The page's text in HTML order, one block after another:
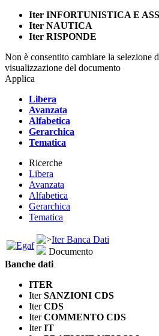
Iter INFORTUNISTICA E
Iter NAUTICA
Iter RISPONDE
Non è consentito cambiare la selezione
visualizzazione del documento
Applica
Libera
Avanzata
Alfabetica
Gerarchica
Tematica
Ricerche
Libera
Avanzata
Alfabetica
Gerarchica
Tematica
Iter Banca Dati
Documento
Banche dati
ITER
IterSANZIONI CDS
IterCDS
IterCOMMENTO CDS
IterIT